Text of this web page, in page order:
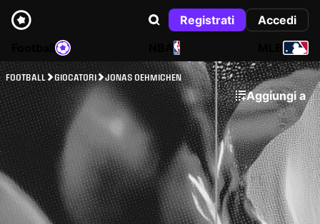
Registrati
Accedi
NBA
FOOTBALL GIOCATORI JONAS OEHMICHEN
Aggiungi a